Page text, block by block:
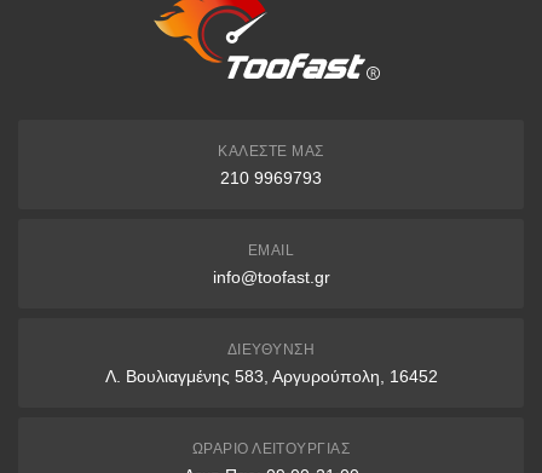
ΚΑΛΈΣΤΕ ΜΑΣ
210 9969793
EMAIL
info@toofast.gr
ΔΙΕΎΘΥΝΣΗ
Λ. Βουλιαγμένης 583, Αργυρούπολη, 16452
ΩΡΆΡΙΟ ΛΕΙΤΟΥΡΓΊΑΣ